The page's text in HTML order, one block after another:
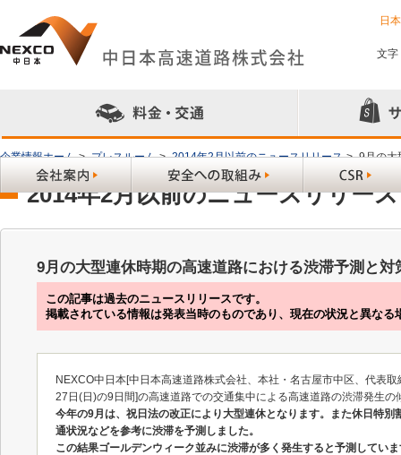
日
文字
企業情報ホーム > プレスルーム > 2014年2月以前のニュースリリース > 9月の大
2014年2月以前のニュースリリース
9月の大型連休時期の高速道路における渋滞予測と対
この記事は過去のニュースリリースです。
掲載されている情報は発表当時のものであり、現在の状況と異なる
NEXCO中日本[中日本高速道路株式会社、本社・名古屋市中区、代表
27日(日)の9日間]の高速道路での交通集中による高速道路の渋滞発生
今年の9月は、祝日法の改正により大型連休となります。また休日特
通状況などを参考に渋滞を予測しました。
この結果ゴールデンウィーク並みに渋滞が多く発生すると予測してい